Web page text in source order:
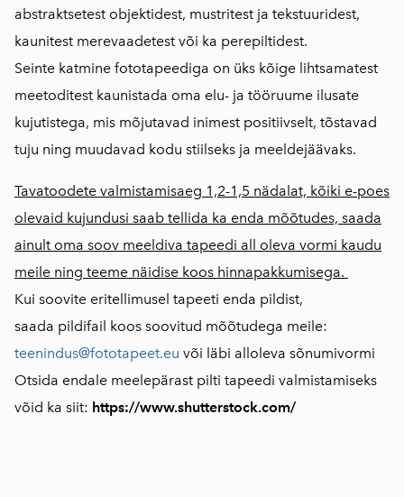
abstraktsetest objektidest, mustritest ja tekstuuridest,
kaunitest merevaadetest või ka perepiltidest.
Seinte katmine fototapeediga on üks kõige lihtsamatest
meetoditest kaunistada oma elu- ja tööruume ilusate
kujutistega, mis mõjutavad inimest positiivselt, tõstavad
tuju ning muudavad kodu stiilseks ja meeldejäävaks.
Tavatoodete valmistamisaeg 1,2-1,5 nädalat, kõiki e-poes
olevaid kujundusi saab tellida ka enda mõõtudes, saada
ainult oma soov meeldiva tapeedi all oleva vormi kaudu
meile ning teeme näidise koos hinnapakkumisega.
Kui soovite eritellimusel tapeeti enda pildist,
saada pildifail koos soovitud mõõtudega meile:
teenindus@fototapeet.eu või läbi alloleva sõnumivormi
Otsida endale meelepärast pilti tapeedi valmistamiseks
võid ka siit: https://www.shutterstock.com/